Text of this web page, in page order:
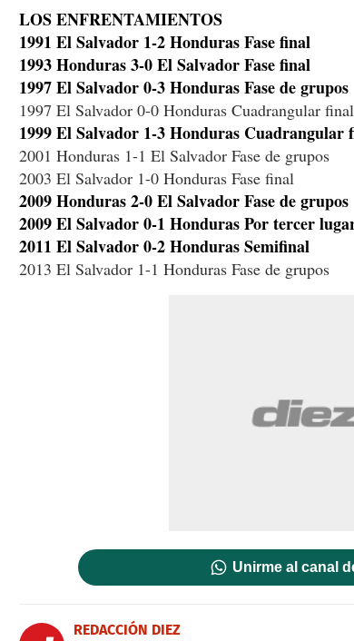
LOS ENFRENTAMIENTOS
1991 El Salvador 1-2 Honduras Fase final
1993 Honduras 3-0 El Salvador Fase final
1997 El Salvador 0-3 Honduras Fase de grupos
1997 El Salvador 0-0 Honduras Cuadrangular final
1999 El Salvador 1-3 Honduras Cuadrangular
2001 Honduras 1-1 El Salvador Fase de grupos
2003 El Salvador 1-0 Honduras Fase final
2009 Honduras 2-0 El Salvador Fase de grupos
2009 El Salvador 0-1 Honduras Por tercer
2011 El Salvador 0-2 Honduras Semifinal
2013 El Salvador 1-1 Honduras Fase de grupos
Unirme al canal
REDACCIÓN DIEZ